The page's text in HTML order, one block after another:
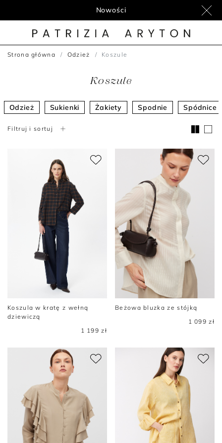
Nowości
Strona główna Odzież Koszule
Koszule
Odzież Sukienki Żakiety Spodnie Spódnice
Filtruj i sortuj
Koszula w kratę z wełną
dziewiczą
1 199 zł
Beżowa bluzka ze stójką
1 099 zł